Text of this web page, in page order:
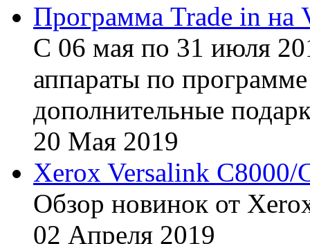
Программа Trade in на
С 06 мая по 31 июля
аппараты по
дополнительные
20 Мая 2019
Xerox Versalink C8000/
Обзор новинок от
02 Апреля 2019